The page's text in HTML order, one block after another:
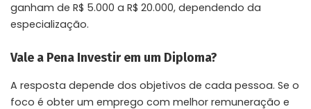
ganham de R$ 5.000 a R$ 20.000, dependendo da
especialização.
Vale a Pena Investir em um Diploma?
A resposta depende dos objetivos de cada pessoa. Se o
foco é obter um emprego com melhor remuneração e